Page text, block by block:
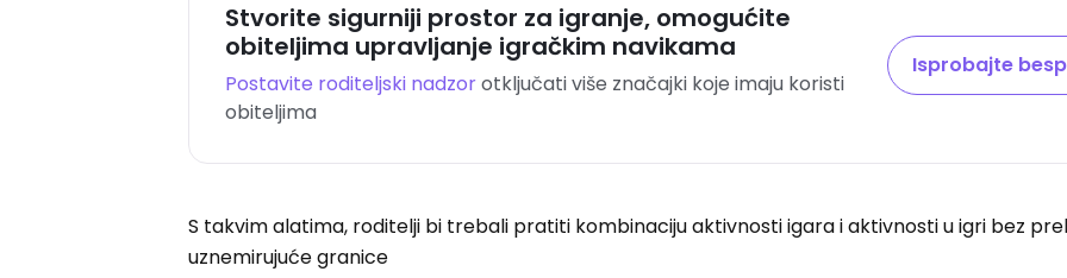
Stvorite sigurniji prostor za igranje, omogućite
obiteljima upravljanje igračkim navikama
Postavite roditeljski nadzorotključati više značajki koje imaju koristi
obiteljima
Isprobajte
S takvim alatima, roditelji bi trebali pratiti kombinaciju aktivnosti igara i aktivnosti u igri bez
uznemirujuće granice